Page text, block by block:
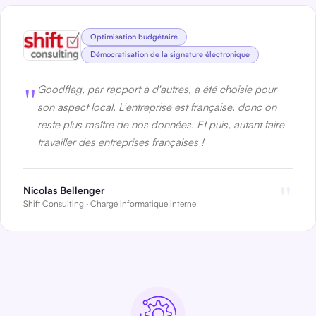
Optimisation budgétaire
Démocratisation de la signature électronique
" Goodflag, par rapport à d'autres, a été choisie pour
son aspect local. L'entreprise est française, donc on
reste plus maître de nos données. Et puis, autant faire
travailler des entreprises françaises !
Nicolas Bellenger
Shift Consulting · Chargé informatique interne